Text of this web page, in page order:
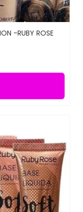
-RUBY ROSE